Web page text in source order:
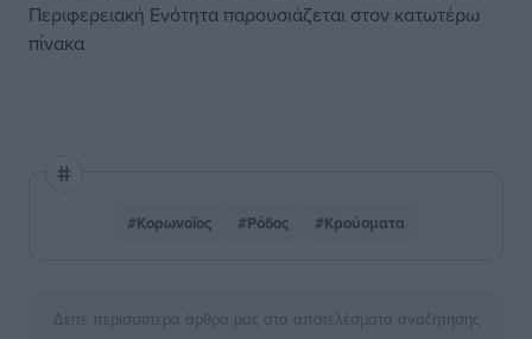
Περιφερειακή Ενότητα παρουσιάζεται στον κατωτέρω
πίνακα
#Κορωνοϊος #Ρόδος #Κρούσματα
Δείτε περισσότερα άρθρα μας στα αποτελέσματα αναζήτησης